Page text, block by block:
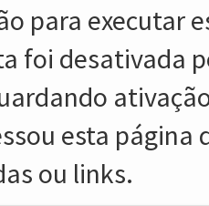
para executar
foi desativada
esta
ou links.